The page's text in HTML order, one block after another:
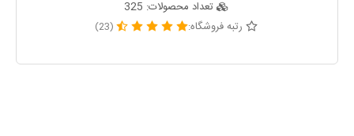
تعداد محصولات: 325
رتبه فروشگاه:
(23)